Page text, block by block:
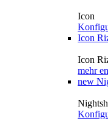
Icon
Icon
Icon
mehr
new